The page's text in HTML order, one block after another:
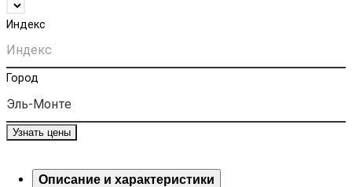
Индекс
Город
Узнать цены
Описание и характеристики